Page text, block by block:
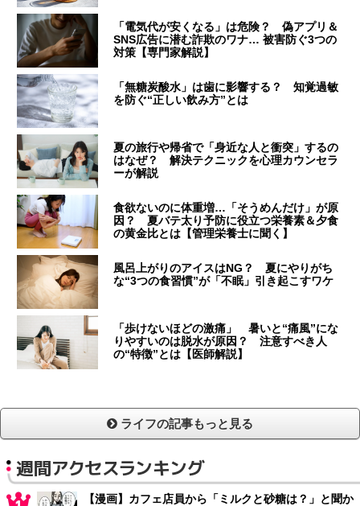
「電気代が安くなる」は危険？ 偽アプリ＆
SNS広告に潜む詐欺のワナ… 被害防ぐ3つの
対策【専門家解説】
「無糖炭酸水」は歯に影響する？ 知覚過敏
を防ぐ“正しい飲み方”とは
夏の旅行や帰省で「身近な人と衝突」するの
はなぜ？ 解決テクニックを心理カウンセラ
ーが解説
食欲ないのに体重増…「そうめんだけ」が原
因？ 夏バテ太り予防に役立つ栄養素＆夕食
の黄金比とは【管理栄養士に聞く】
風呂上がりのアイスはNG？ 夏にやりがち
な“3つの食習慣”が「不眠」引き起こすワケ
「歩けないほどの激痛」 暑いと“痛風”にな
りやすいのは脱水が原因？ 注意すべき人
の“特徴”とは【医師解説】
ライフの記事もっと見る
週間アクセスランキング
【漫画】カフェ店員から「ミルクと砂糖は？」と聞か